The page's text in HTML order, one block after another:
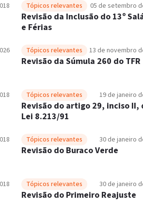
Tópicos relevantes 05 de setembro
Revisão da Inclusão do 13º
e Férias
Tópicos relevantes 13 de novembro
Revisão da Súmula 260 do TFR
Tópicos relevantes 19 de janeiro
Revisão do artigo 29, inciso II,
Lei 8.213/91
Tópicos relevantes 30 de janeiro
Revisão do Buraco Verde
Tópicos relevantes 30 de janeiro
Revisão do Primeiro Reajuste